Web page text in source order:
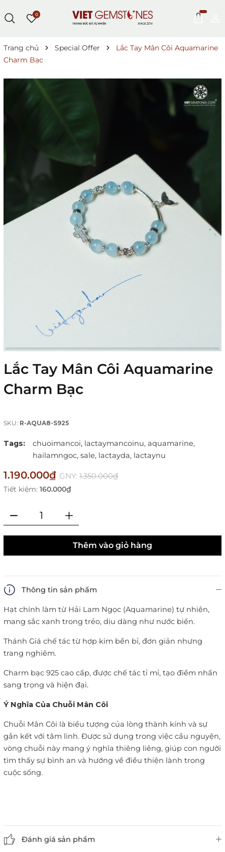
0
Trang chủ Special Offer
Lắc Tay Mân Côi Aquamarine
Charm Bạc
Lắc Tay Mân Côi Aquamarine
Charm Bạc
SKU: R-AQUA8-S925
Tags: chuoimancoi, lactaymancoinu, aquamarine,
hailamngoc, sale, lactayda, lactaynu
1.190.000₫ GNY: 1.350.000₫
Tiết kiệm: 160.000₫
Thêm vào giỏ hàng
Thông tin sản phẩm
Hạt chính làm từ Hải Lam Ngọc (Aquamarine) tự nhiên,
mang sắc xanh trong trẻo, dịu dàng như nước biển.
Thánh Giá chế tác từ hợp kim bền bỉ, đơn giản nhưng
trang nghiêm.
Charm bạc 925 cao cấp, được chế tác tỉ mỉ, tạo điểm nhấn
sang trọng và hiện đại.
Ý Nghĩa Của Chuỗi Mân Côi
Chuỗi Mân Côi là biểu tượng của lòng thành kính và sự
gắn kết với tâm linh. Được sử dụng trong việc cầu nguyện,
vòng chuỗi này mang ý nghĩa thiêng liêng, giúp con người
tìm thấy sự bình an và hướng về điều thiện lành trong
cuộc sống.
Đánh giá sản phẩm